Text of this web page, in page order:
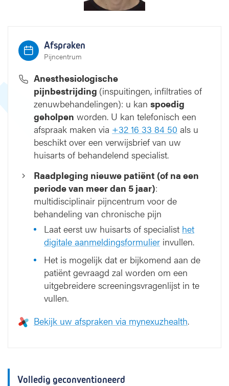
Afspraken
Pijncentrum
Anesthesiologische
pijnbestrijding (inspuitingen, infiltraties of
zenuwbehandelingen): u kan spoedig
geholpen worden. U kan telefonisch een
afspraak maken via +32 16 33 84 50 als u
beschikt over een verwijsbrief van uw
huisarts of behandelend specialist.
Raadpleging nieuwe patiënt (of na een
periode van meer dan 5 jaar):
multidisciplinair pijncentrum voor de
behandeling van chronische pijn
Laat eerst uw huisarts of specialist het
digitale aanmeldingsformulier invullen.
Het is mogelijk dat er bijkomend aan de
patiënt gevraagd zal worden om een
uitgebreidere screeningsvragenlijst in te
vullen.
Bekijk uw afspraken via mynexuzhealth.
Volledig geconventioneerd